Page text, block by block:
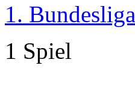
1. Bundesliga
1 Spiel